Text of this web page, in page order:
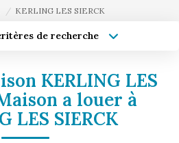
VENTE
KERLING LES SIERCK
de recherche
Surface min
Plus de critères
KERLING LES
a louer à
LES SIERCK